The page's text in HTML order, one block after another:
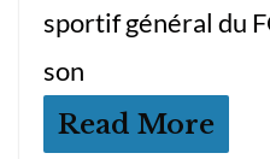
sportif général du
son
Read More